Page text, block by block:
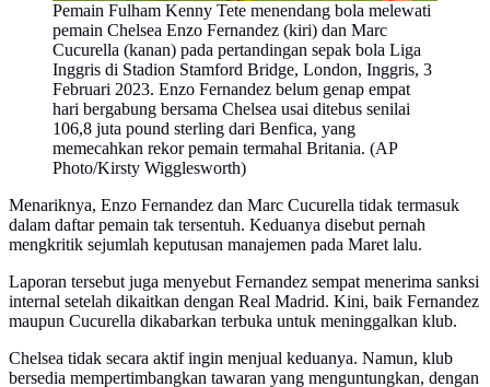
Pemain Fulham Kenny Tete menendang bola melewati
pemain Chelsea Enzo Fernandez (kiri) dan Marc
Cucurella (kanan) pada pertandingan sepak bola Liga
Inggris di Stadion Stamford Bridge, London, Inggris, 3
Februari 2023. Enzo Fernandez belum genap empat
hari bergabung bersama Chelsea usai ditebus senilai
106,8 juta pound sterling dari Benfica, yang
memecahkan rekor pemain termahal Britania. (AP
Photo/Kirsty Wigglesworth)
Menariknya, Enzo Fernandez dan Marc Cucurella tidak termasuk
dalam daftar pemain tak tersentuh. Keduanya disebut pernah
mengkritik sejumlah keputusan manajemen pada Maret lalu.
Laporan tersebut juga menyebut Fernandez sempat menerima sanksi
internal setelah dikaitkan dengan Real Madrid. Kini, baik Fernandez
maupun Cucurella dikabarkan terbuka untuk meninggalkan klub.
Chelsea tidak secara aktif ingin menjual keduanya. Namun, klub
bersedia mempertimbangkan tawaran yang menguntungkan, dengan